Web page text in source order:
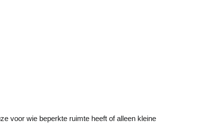
voor wie beperkte ruimte heeft of alleen kleine